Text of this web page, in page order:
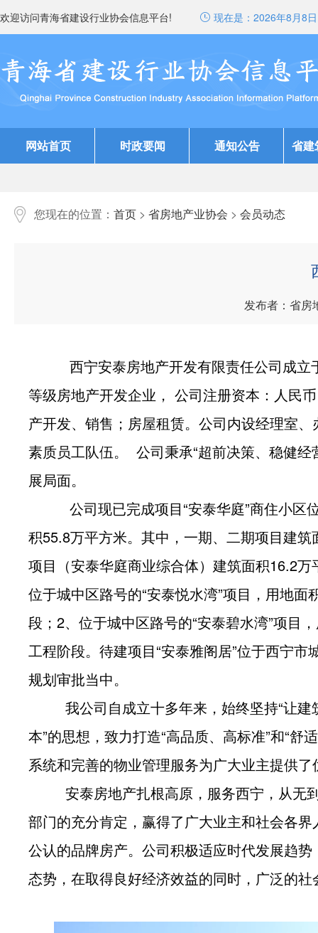
欢迎访问青海省建设行业协会信息平台! 现在是： 2026年8月8
网站首页 时政要闻 通知公告 省建
您现在的位置： 首页 > 省房地产业协会 > 会员动态
发布者：省房
西宁安泰房地产开发有限责任公司成立
等级房地产开发企业， 公司注册资本：人民
产开发、销售；房屋租赁。公司内设经理室
素质员工队伍。 公司秉承“超前决策、稳健
展局面。
公司现已完成项目“安泰华庭”商住小区
积55.8万平方米。其中，一期、二期项目建
项目（安泰华庭商业综合体）建筑面积16.2
位于城中区路号的“安泰悦水湾”项目，用地
段；2、位于城中区路号的“安泰碧水湾”项目
工程阶段。待建项目“安泰雅阁居”位于西宁
规划审批当中。
我公司自成立十多年来，始终坚持“让建
本”的思想，致力打造“高品质、高标准”和“
系统和完善的物业管理服务为广大业主提供
安泰房地产扎根高原，服务西宁，从无
部门的充分肯定，赢得了广大业主和社会各
公认的品牌房产。公司积极适应时代发展趋
态势，在取得良好经济效益的同时，广泛的